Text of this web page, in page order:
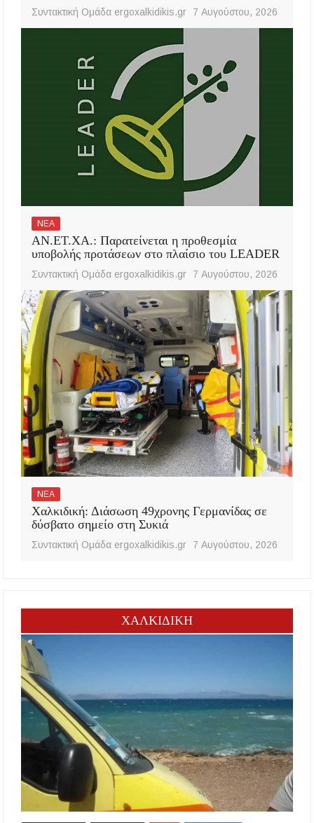
Συντακτική Ομάδα ergoxalkidikis.gr 7 Αυγούστου, 2026
ΝΕΑ
ΑΝ.ΕΤ.ΧΑ.: Παρατείνεται η προθεσμία
υποβολής προτάσεων στο πλαίσιο του LEADER
Συντακτική Ομάδα ergoxalkidikis.gr 7 Αυγούστου, 2026
ΝΕΑ
Χαλκιδική: Διάσωση 49χρονης Γερμανίδας σε
δύσβατο σημείο στη Συκιά
Συντακτική Ομάδα ergoxalkidikis.gr 7 Αυγούστου, 2026
ΧΑΛΚΙΔΙΚΗ